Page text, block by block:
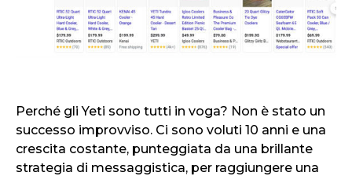
Perché gli Yeti sono tutti in voga? Non è stato un
successo improvviso. Ci sono voluti 10 anni e una
crescita costante, punteggiata da una brillante
strategia di messaggistica, per raggiungere una